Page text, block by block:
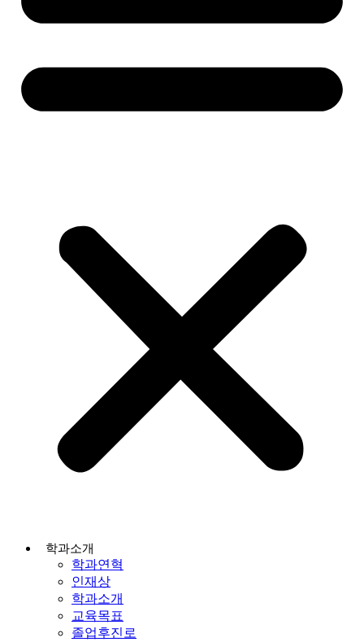
학과소개
학과연혁
인재상
학과소개
교육목표
졸업후진로